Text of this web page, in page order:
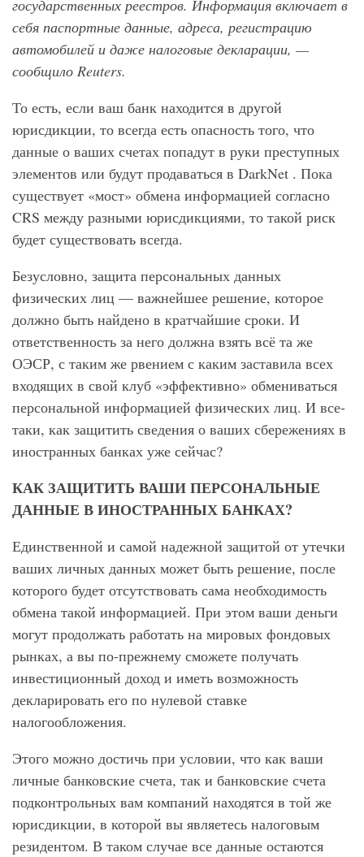
государственных реестров. Информация включает в
себя паспортные данные, адреса, регистрацию
автомобилей и даже налоговые декларации, —
сообщило Reuters.
То есть, если ваш банк находится в другой
юрисдикции, то всегда есть опасность того, что
данные о ваших счетах попадут в руки преступных
элементов или будут продаваться в DarkNet . Пока
существует «мост» обмена информацией согласно
CRS между разными юрисдикциями, то такой риск
будет существовать всегда.
Безусловно, защита персональных данных
физических лиц — важнейшее решение, которое
должно быть найдено в кратчайшие сроки. И
ответственность за него должна взять всё та же
ОЭСР, с таким же рвением с каким заставила всех
входящих в свой клуб «эффективно» обмениваться
персональной информацией физических лиц. И все-
таки, как защитить сведения о ваших сбережениях в
иностранных банках уже сейчас?
КАК ЗАЩИТИТЬ ВАШИ ПЕРСОНАЛЬНЫЕ
ДАННЫЕ В ИНОСТРАННЫХ БАНКАХ?
Единственной и самой надежной защитой от утечки
ваших личных данных может быть решение, после
которого будет отсутствовать сама необходимость
обмена такой информацией. При этом ваши деньги
могут продолжать работать на мировых фондовых
рынках, а вы по-прежнему сможете получать
инвестиционный доход и иметь возможность
декларировать его по нулевой ставке
налогообложения.
Этого можно достичь при условии, что как ваши
личные банковские счета, так и банковские счета
подконтрольных вам компаний находятся в той же
юрисдикции, в которой вы являетесь налоговым
резидентом. В таком случае все данные остаются